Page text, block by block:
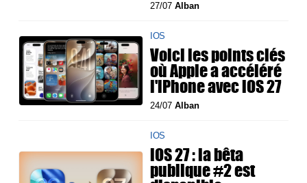
27/07Alban
IOS
Voici les points clés
où Apple a accéléré
l'iPhone avec iOS 27
24/07Alban
IOS
iOS 27 : la bêta
publique #2 est